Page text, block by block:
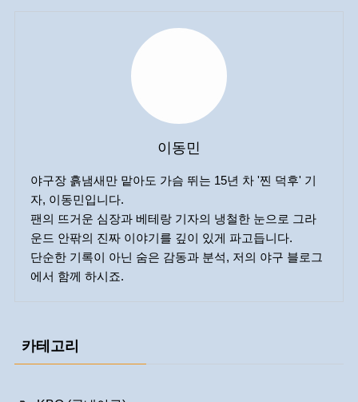
이동민
야구장 흙냄새만 맡아도 가슴 뛰는 15년 차 '찐 덕후' 기
자, 이동민입니다.
팬의 뜨거운 심장과 베테랑 기자의 냉철한 눈으로 그라
운드 안팎의 진짜 이야기를 깊이 있게 파고듭니다.
단순한 기록이 아닌 숨은 감동과 분석, 저의 야구 블로그
에서 함께 하시죠.
카테고리